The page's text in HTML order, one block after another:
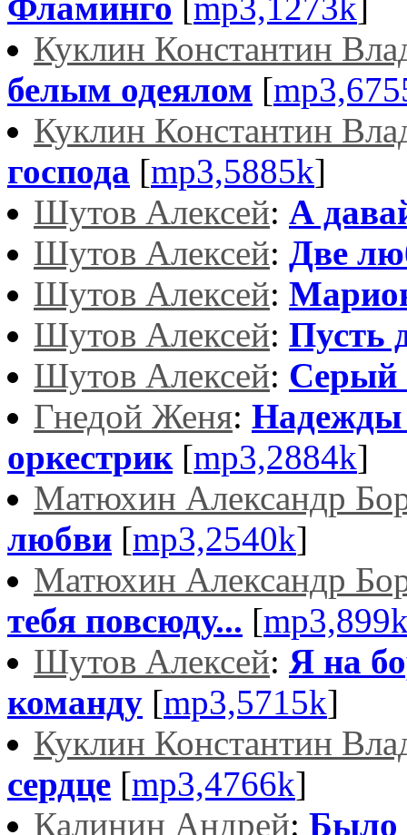
Фламинго [mp3,1273k]
Куклин Константин
белым одеялом [
Куклин Константин
господа [mp3,5885k]
Шутов Алексей: А
Шутов Алексей: Две
Шутов Алексей:
Шутов Алексей: Пусть
Шутов Алексей: Серый
Гнедой Женя: Надежды
оркестрик[mp3,2884k]
Матюхин Александр
любви [mp3,2540k]
Матюхин Александр
тебя повсюду... [
Шутов Алексей: Я на
команду [mp3,5715k]
Куклин Константин
сердце [mp3,4766k]
Калинин Андрей: Было